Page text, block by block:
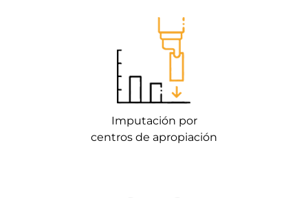
Imputación por
centros de apropiación